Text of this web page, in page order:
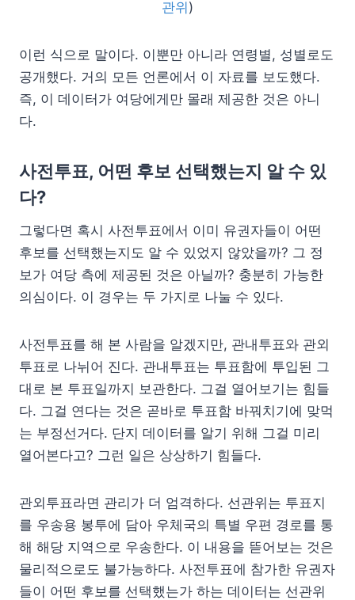
관위)
이런 식으로 말이다. 이뿐만 아니라 연령별, 성별로도
공개했다. 거의 모든 언론에서 이 자료를 보도했다.
즉, 이 데이터가 여당에게만 몰래 제공한 것은 아니
다.
사전투표, 어떤 후보 선택했는지 알 수 있
다?
그렇다면 혹시 사전투표에서 이미 유권자들이 어떤
후보를 선택했는지도 알 수 있었지 않았을까? 그 정
보가 여당 측에 제공된 것은 아닐까? 충분히 가능한
의심이다. 이 경우는 두 가지로 나눌 수 있다.
사전투표를 해 본 사람을 알겠지만, 관내투표와 관외
투표로 나뉘어 진다. 관내투표는 투표함에 투입된 그
대로 본 투표일까지 보관한다. 그걸 열어보기는 힘들
다. 그걸 연다는 것은 곧바로 투표함 바꿔치기에 맞먹
는 부정선거다. 단지 데이터를 알기 위해 그걸 미리
열어본다고? 그런 일은 상상하기 힘들다.
관외투표라면 관리가 더 엄격하다. 선관위는 투표지
를 우송용 봉투에 담아 우체국의 특별 우편 경로를 통
해 해당 지역으로 우송한다. 이 내용을 뜯어보는 것은
물리적으로도 불가능하다. 사전투표에 참가한 유권자
들이 어떤 후보를 선택했는가 하는 데이터는 선관위